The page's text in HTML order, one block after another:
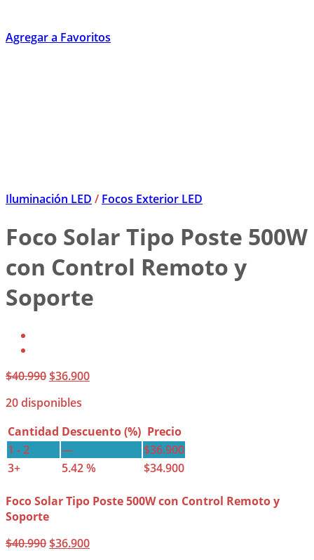
Agregar a Favoritos
Iluminación LED / Focos Exterior LED
Foco Solar Tipo Poste 500W
con Control Remoto y
Soporte
$40.990El
original
$40.990.
$36.900El
$36.900.
20 disponibles
Cantidad Descuento (%) Precio
1 - 2
— $36.900
3+
5.42 % $34.900
Foco Solar Tipo Poste 500W con Control Remoto y
Soporte
$40.990El
$36.900El